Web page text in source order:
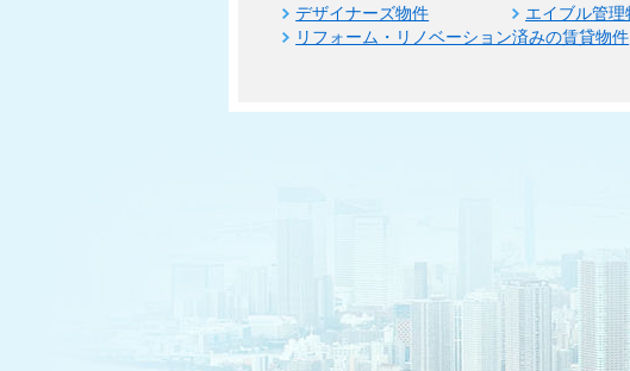
デザイナーズ物件
エイブル管理
リフォーム・リノベーション済みの賃貸物件